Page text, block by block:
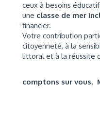
ceux à besoins
une classe de mer
financier.
Votre contribution
citoyenneté, à la
littoral et à la réussite
comptons sur vous,